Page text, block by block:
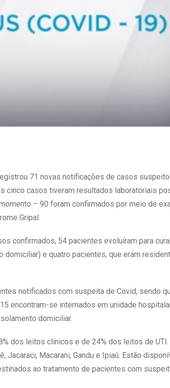
71 novas notificações de casos
cinco casos tiveram resultados laboratoriais
– 90 foram confirmados por meio de
Gripal.
confirmados, 54 pacientes evoluíram para
e quatro pacientes, que eram
notificados com suspeita de Covid, sendo
encontram-se internados em unidade
domiciliar.
dos leitos clínicos e de 24% dos leitos de
Macarani, Gandu e Ipiaú. Estão
ao tratamento de pacientes com